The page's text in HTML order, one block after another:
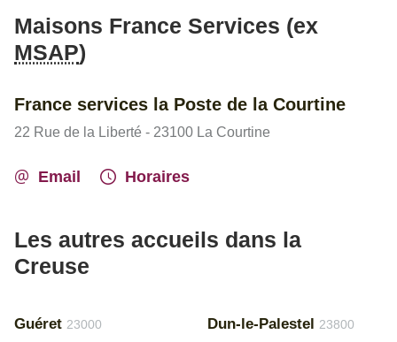
Maisons France Services (ex
MSAP)
France services la Poste de la Courtine
22 Rue de la Liberté - 23100 La Courtine
Email Horaires
Les autres accueils dans la
Creuse
Guéret 23000 Dun-le-Palestel 23800